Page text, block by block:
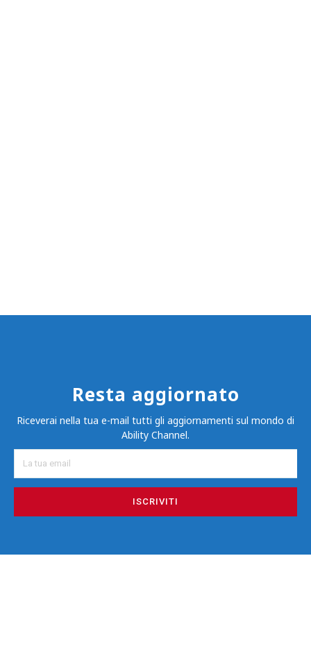
Resta aggiornato
Riceverai nella tua e-mail tutti gli aggiornamenti sul mondo di
Ability Channel.
ISCRIVITI